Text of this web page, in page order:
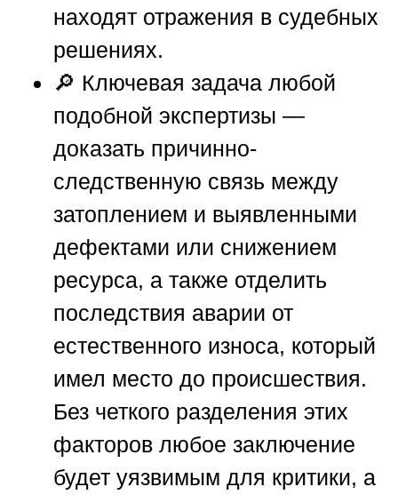
находят отражения в судебных
решениях.
🔎 Ключевая задача любой
подобной экспертизы —
доказать причинно-
следственную связь между
затоплением и выявленными
дефектами или снижением
ресурса, а также отделить
последствия аварии от
естественного износа, который
имел место до происшествия.
Без четкого разделения этих
факторов любое заключение
будет уязвимым для критики, а